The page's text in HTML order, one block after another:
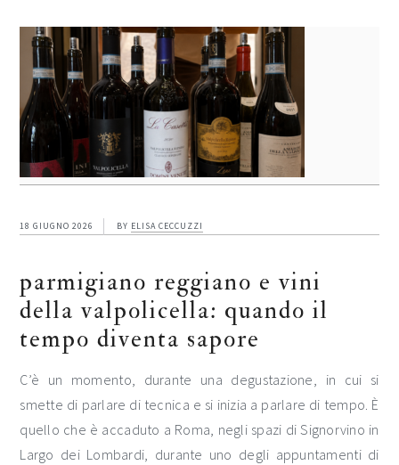
18 GIUGNO 2026 BY ELISA CECCUZZI
parmigiano reggiano e vini
della valpolicella: quando il
tempo diventa sapore
C’è un momento, durante una degustazione, in cui si
smette di parlare di tecnica e si inizia a parlare di tempo. È
quello che è accaduto a Roma, negli spazi di Signorvino in
Largo dei Lombardi, durante uno degli appuntamenti di